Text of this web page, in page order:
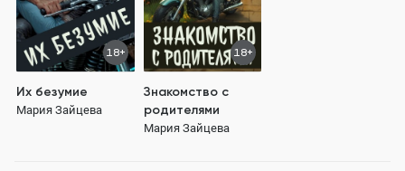
18+
Их безумие
Мария Зайцева
18+
Знакомство с
родителями
Мария Зайцева